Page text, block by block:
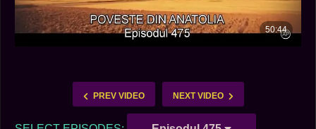
PREV VIDEO NEXT VIDEO